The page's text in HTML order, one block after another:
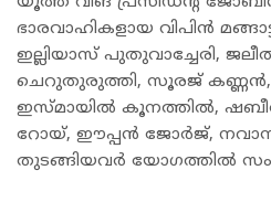
ഭാരവാഹികളായ വിപിൻ
ഇല്ലിയാസ് പുതുവാച്ചേരി,
ചെറുതുരുത്തി, സൂരജ്
ഇസ്മായിൽ കൂനത്തിൽ, ഷബീർ
റോയ്, ഈപ്പൻ ജോർജ്,
തുടങ്ങിയവർ യോഗത്തിൽ